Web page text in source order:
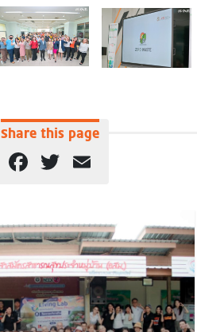
Share this page
Facebook
Twitter